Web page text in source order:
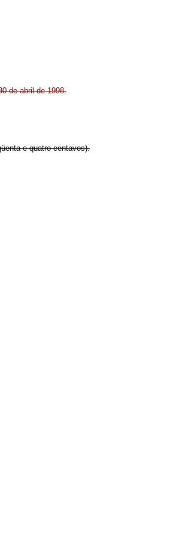
de abril de 1998.
e quatro centavos).